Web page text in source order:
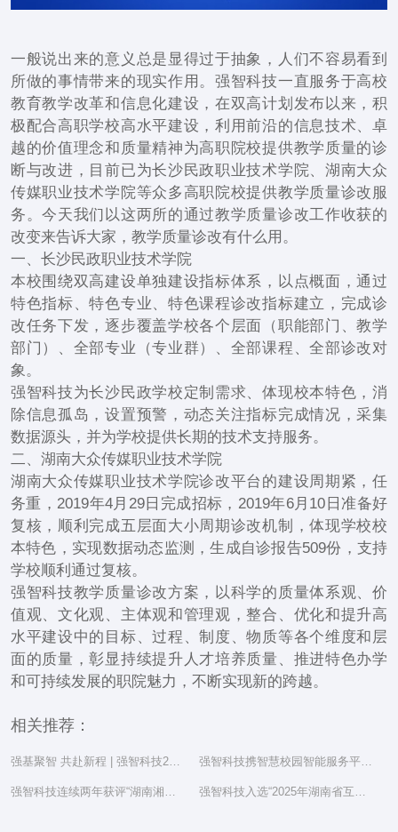
一般说出来的意义总是显得过于抽象，人们不容易看到
所做的事情带来的现实作用。强智科技一直服务于高校
教育教学改革和信息化建设，在双高计划发布以来，积
极配合高职学校高水平建设，利用前沿的信息技术、卓
越的价值理念和质量精神为高职院校提供教学质量的诊
断与改进，目前已为长沙民政职业技术学院、湖南大众
传媒职业技术学院等众多高职院校提供教学质量诊改服
务。今天我们以这两所的通过教学质量诊改工作收获的
改变来告诉大家，教学质量诊改有什么用。
一、长沙民政职业技术学院
本校围绕双高建设单独建设指标体系，以点概面，通过
特色指标、特色专业、特色课程诊改指标建立，完成诊
改任务下发，逐步覆盖学校各个层面（职能部门、教学
部门）、全部专业（专业群）、全部课程、全部诊改对
象。
强智科技为长沙民政学校定制需求、体现校本特色，消
除信息孤岛，设置预警，动态关注指标完成情况，采集
数据源头，并为学校提供长期的技术支持服务。
二、湖南大众传媒职业技术学院
湖南大众传媒职业技术学院诊改平台的建设周期紧，任
务重，2019年4月29日完成招标，2019年6月10日准备好
复核，顺利完成五层面大小周期诊改机制，体现学校校
本特色，实现数据动态监测，生成自诊报告509份，支持
学校顺利通过复核。
强智科技教学质量诊改方案，以科学的质量体系观、价
值观、文化观、主体观和管理观，整合、优化和提升高
水平建设中的目标、过程、制度、物质等各个维度和层
面的质量，彰显持续提升人才培养质量、推进特色办学
和可持续发展的职院魅力，不断实现新的跨越。
相关推荐：
强基聚智 共赴新程 | 强智科技2025年度总结表彰大会隆重举行 强智科技携智慧校园智能服务平台亮相湖南省教育信息化工作研讨会
强智科技连续两年获评“湖南湘江新区民营企业社会责任百强” 强智科技入选“2025年湖南省互联网综合实力前三十家企业”